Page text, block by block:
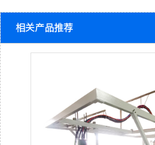
相关产品推荐